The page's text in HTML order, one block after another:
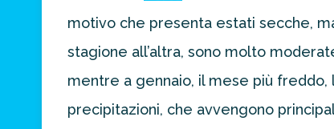
preventivo
personalizzato
per la tua
prossima
di viaggio.
motivo che presenta estati secche,
stagione all’altra, sono molto
mentre a gennaio, il mese più freddo,
precipitazioni, che avvengono